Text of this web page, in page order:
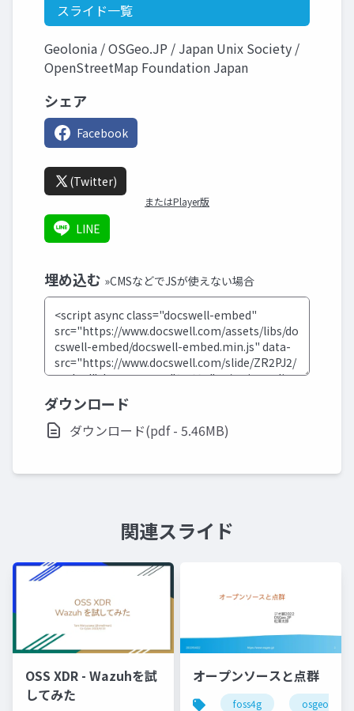
スライド一覧
Geolonia / OSGeo.JP / Japan Unix Society /
OpenStreetMap Foundation Japan
シェア
Facebook
(Twitter)
またはPlayer版
LINE
埋め込む »CMSなどでJSが使えない場合
ダウンロード
ダウンロード(pdf - 5.46MB)
関連スライド
OSS XDR - Wazuhを試
してみた
オープンソースと点群
foss4g osgeo